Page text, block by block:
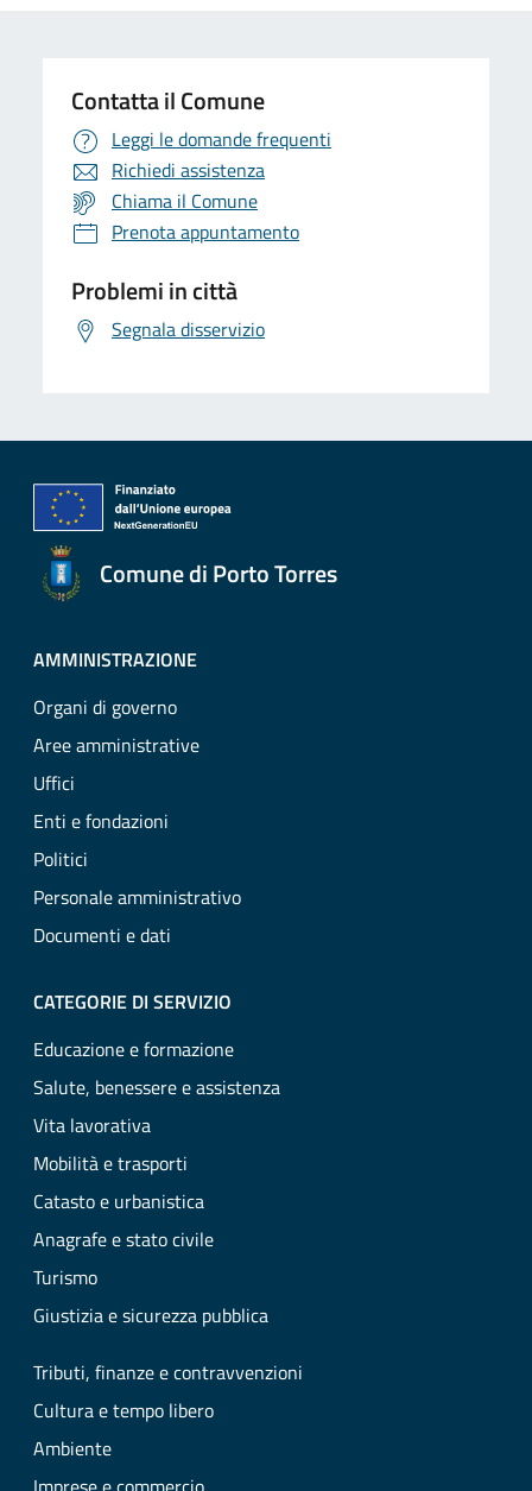
Contatta il Comune
Leggi le domande frequenti
Richiedi assistenza
Chiama il Comune
Prenota appuntamento
Problemi in città
Segnala disservizio
Comune di Porto Torres
AMMINISTRAZIONE
Organi di governo
Aree amministrative
Uffici
Enti e fondazioni
Politici
Personale amministrativo
Documenti e dati
CATEGORIE DI SERVIZIO
Educazione e formazione
Salute, benessere e assistenza
Vita lavorativa
Mobilità e trasporti
Catasto e urbanistica
Anagrafe e stato civile
Turismo
Giustizia e sicurezza pubblica
Tributi, finanze e contravvenzioni
Cultura e tempo libero
Ambiente